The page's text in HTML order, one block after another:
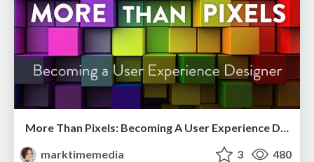
More Than Pixels: Becoming A User Experience Designer
marktimemedia
3 480